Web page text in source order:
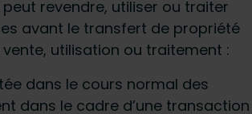
peut revendre, utiliser ou traiter
avant le transfert de propriété
utilisation ou traitement :
dans le cours normal des
dans le cadre d’une transaction